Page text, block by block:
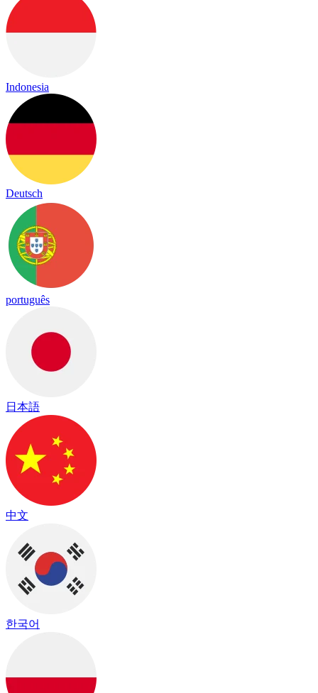
Indonesia
Deutsch
português
日本語
中文
한국어